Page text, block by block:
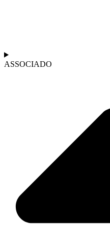
ASSOCIADO